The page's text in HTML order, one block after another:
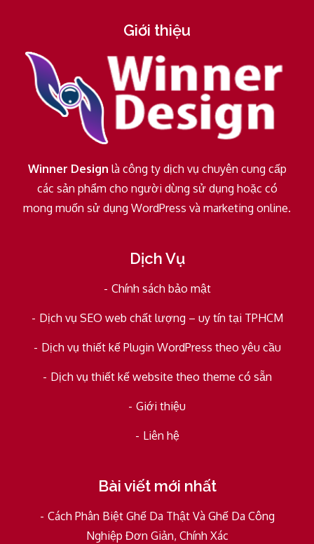
Giới thiệu
Winner Design là công ty dịch vụ chuyên cung cấp
các sản phẩm cho người dùng sử dụng hoặc có
mong muốn sử dụng WordPress và marketing online.
Dịch Vụ
Chính sách bảo mật
Dịch vụ SEO web chất lượng – uy tín tại TPHCM
Dịch vụ thiết kế Plugin WordPress theo yêu cầu
Dịch vụ thiết kế website theo theme có sẵn
Giới thiệu
Liên hệ
Bài viết mới nhất
Cách Phân Biệt Ghế Da Thật Và Ghế Da Công
Nghiệp Đơn Giản, Chính Xác